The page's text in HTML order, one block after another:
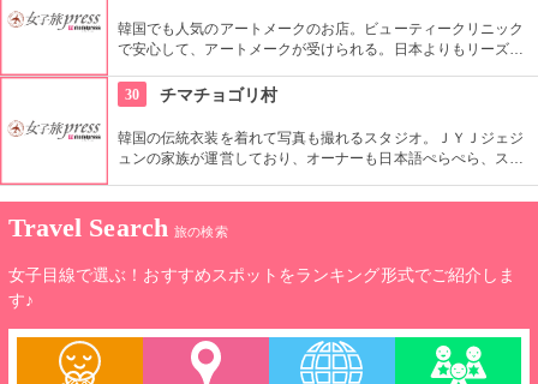
韓国でも人気のアートメークのお店。ビューティークリニック
で安心して、アートメークが受けられる。日本よりもリーズナ
向けアートメークもあるのでカップルで施術を受けるのもいい
ですね。
30 チマチョゴリ村
韓国の伝統衣装を着れて写真も撮れるスタジオ。ＪＹＪジェジ
ュンの家族が運営しており、オーナーも日本語ぺらぺら、スタ
男性や小さな子供用の衣装も沢山あり、カップル写真に家族写
真、友達同士の記念にもってこい。
Travel Search 旅の検索
女子目線で選ぶ！おすすめスポットをランキング形式でご紹介しま
す♪